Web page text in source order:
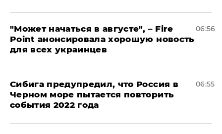
"Может начаться в августе", – Fire
Point анонсировала хорошую новость
для всех украинцев
06:56
Сибига предупредил, что Россия в
Черном море пытается повторить
события 2022 года
06:55